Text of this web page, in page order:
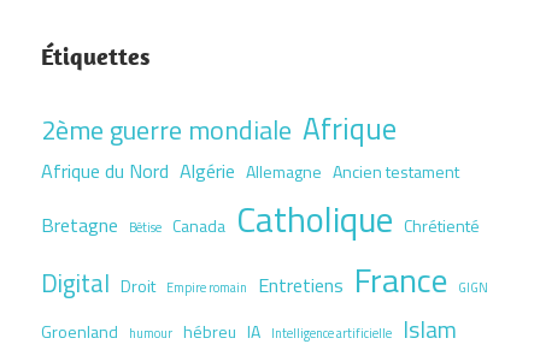
Étiquettes
2ème guerre mondiale Afrique
Afrique du Nord Algérie Allemagne Ancien testament
Bretagne Bêtise Canada Catholique Chrétienté
Digital Droit Empire romain Entretiens France GIGN
Groenland humour hébreu IA Intelligence artificielle Islam